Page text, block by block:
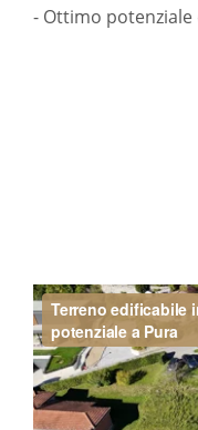
- Ottimo potenziale